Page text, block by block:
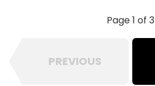
Page 1 of 3
PREVIOUS